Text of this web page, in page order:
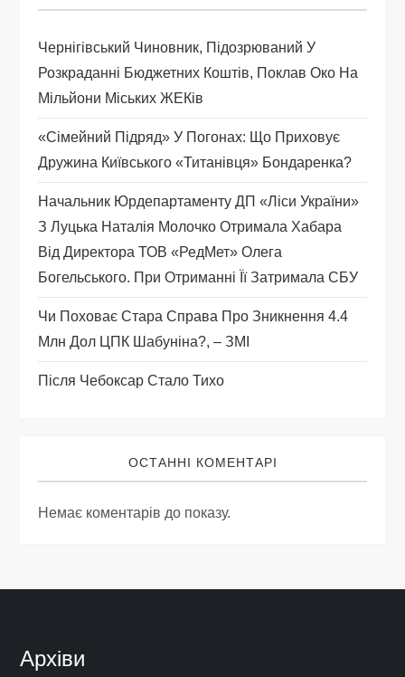
п
и
с
і
в
Чернігівський Чиновник, Підозрюваний У
Розкраданні Бюджетних Коштів, Поклав Око На
Мільйони Міських ЖЕКів
«Сімейний Підряд» У Погонах: Що Приховує
Дружина Київського «титанівця» Бондаренка?
Начальник Юрдепартаменту ДП «Ліси України»
З Луцька Наталія Молочко Отримала Хабара
Від Директора ТОВ «РедМет» Олега
Богельського. При Отриманні Її Затримала СБУ
Чи Поховає Стара Справа Про Зникнення 4.4
Млн Дол ЦПК Шабуніна?, – ЗМІ
Після Чебоксар Стало Тихо
ОСТАННІ КОМЕНТАРІ
Немає коментарів до показу.
Архіви